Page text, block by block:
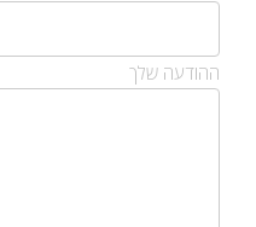
ההודעה שלך